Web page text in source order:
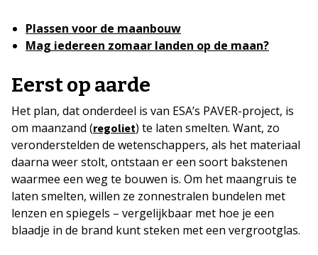
Plassen voor de maanbouw
Mag iedereen zomaar landen op de maan?
Eerst op aarde
Het plan, dat onderdeel is van ESA’s PAVER-project, is
om maanzand (regoliet) te laten smelten. Want, zo
veronderstelden de wetenschappers, als het materiaal
daarna weer stolt, ontstaan er een soort bakstenen
waarmee een weg te bouwen is. Om het maangruis te
laten smelten, willen ze zonnestralen bundelen met
lenzen en spiegels – vergelijkbaar met hoe je een
blaadje in de brand kunt steken met een vergrootglas.